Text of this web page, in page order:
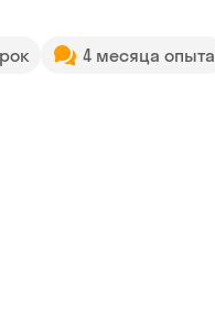
4 месяца опыта